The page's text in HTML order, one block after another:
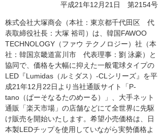
平成21年12月21日 第2154号
株式会社大塚商会（本社：東京都千代田区 代
表取締役社長：大塚 裕司）は、韓国FAWOO
TECHNOLOGY（ファウ テクノロジー）社（本
社：韓国京畿道富川市 代表理事：劉 泳豪）と
協同で、価格を大幅に抑えた一般電球タイプの
LED『Lumidas（ルミダス）-CLシリーズ』を平
成21年12月22日より当社通販サイト「P-
tano（ぱーそなるたのめーる）」、大手ネット
通販「楽天市場」の店舗などにて全世界に先駆
け販売を開始いたします。希望小売価格は、日
本製LEDチップを使用していながら実勢価格よ